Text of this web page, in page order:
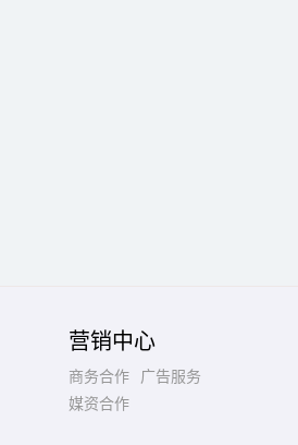
营销中心
商务合作
广告服务
媒资合作